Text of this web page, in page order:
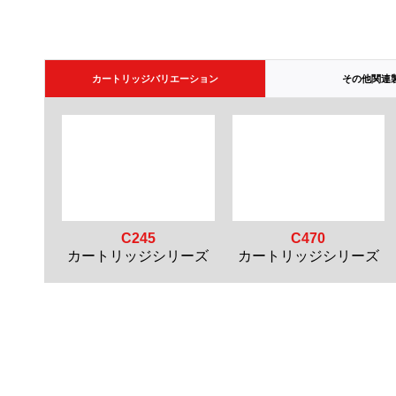
カートリッジバリエーション その他関連
C245
カートリッジシリーズ
C470
カートリッジシリーズ